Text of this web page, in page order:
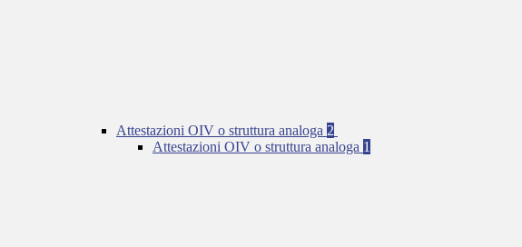
Attestazioni OIV o struttura analoga 2
Attestazioni OIV o struttura analoga 1